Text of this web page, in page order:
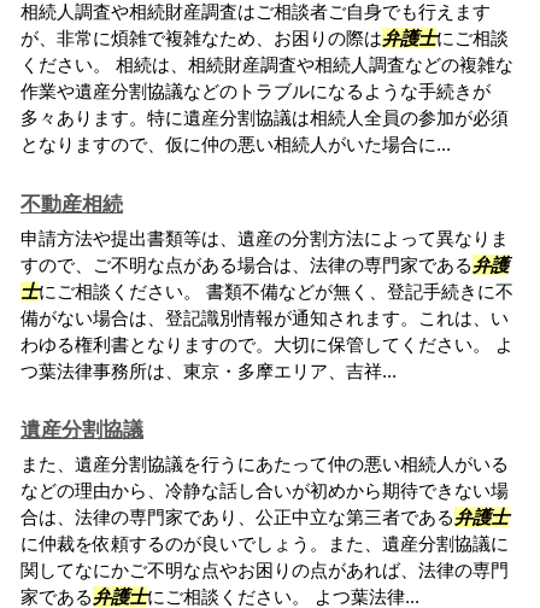
相続人調査や相続財産調査はご相談者ご自身でも行えます
が、非常に煩雑で複雑なため、お困りの際は弁護士にご相談
ください。 相続は、相続財産調査や相続人調査などの複雑な
作業や遺産分割協議などのトラブルになるような手続きが
多々あります。特に遺産分割協議は相続人全員の参加が必須
となりますので、仮に仲の悪い相続人がいた場合に...
不動産相続
申請方法や提出書類等は、遺産の分割方法によって異なりま
すので、ご不明な点がある場合は、法律の専門家である弁護
士にご相談ください。 書類不備などが無く、登記手続きに不
備がない場合は、登記識別情報が通知されます。これは、い
わゆる権利書となりますので。大切に保管してください。 よ
つ葉法律事務所は、東京・多摩エリア、吉祥...
遺産分割協議
また、遺産分割協議を行うにあたって仲の悪い相続人がいる
などの理由から、冷静な話し合いが初めから期待できない場
合は、法律の専門家であり、公正中立な第三者である弁護士
に仲裁を依頼するのが良いでしょう。また、遺産分割協議に
関してなにかご不明な点やお困りの点があれば、法律の専門
家である弁護士にご相談ください。 よつ葉法律...